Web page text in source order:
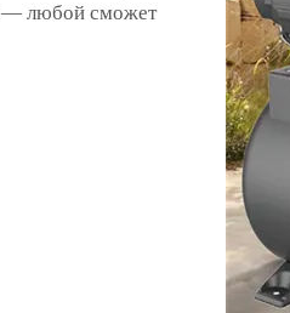
— любой сможет